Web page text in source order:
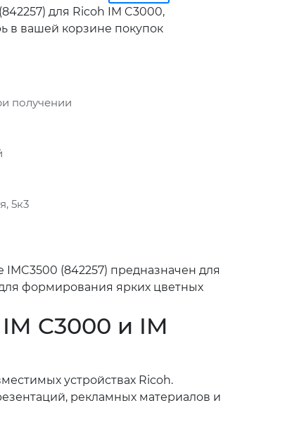
для Ricoh IM C3000,
в вашей корзине покупок
получении
5к3
(842257) предназначен для
формирования ярких цветных
C3000 и IM
устройствах Ricoh.
рекламных материалов и